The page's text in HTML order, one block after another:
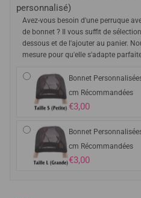
personnalisé)
Avez-vous besoin d'une perruque
de bonnet ? Il vous suffit de
dessous et de l'ajouter au panier.
mesure pour qu'elle s'adapte
Bonnet
cm Récommandées
€3,00
Bonnet
cm Récommandées
€3,00